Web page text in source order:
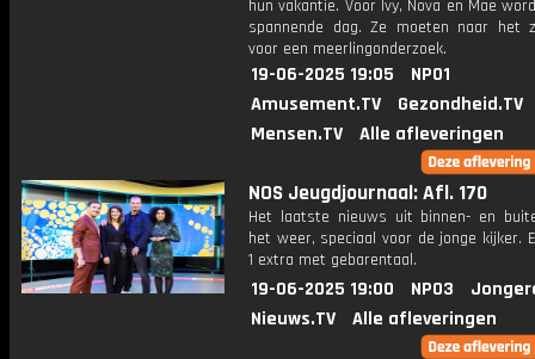
hun vakantie. Voor Ivy, Nova en Mae
spannende dag. Ze moeten naar het
voor een meerlingonderzoek.
19-06-2025 19:05
NPO1
Amusement.TV
Gezondheid.TV
Mensen.TV
Alle afleveringen
NOS Jeugdjournaal: Afl. 170
Het laatste nieuws uit binnen- en
het weer, speciaal voor de jonge kijker.
1 extra met gebarentaal.
19-06-2025 19:00 NPO3
Nieuws.TV
Alle afleveringen